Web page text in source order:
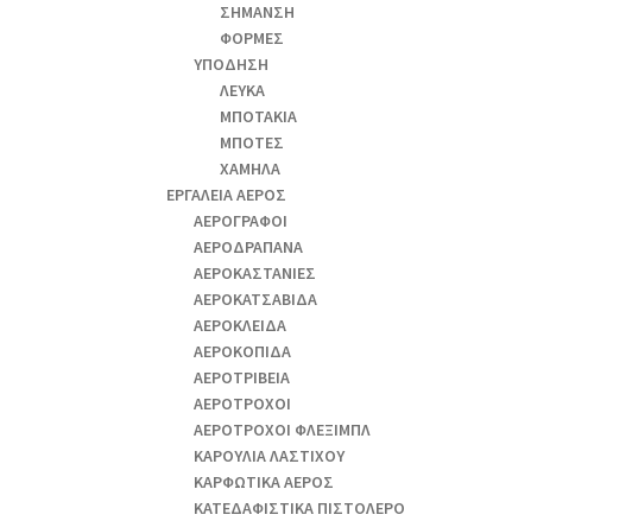
ΣΗΜΑΝΣΗ
ΦΟΡΜΕΣ
ΥΠΟΔΗΣΗ
ΛΕΥΚΑ
ΜΠΟΤΑΚΙΑ
ΜΠΟΤΕΣ
ΧΑΜΗΛΑ
ΕΡΓΑΛΕΙΑ ΑΕΡΟΣ
ΑΕΡΟΓΡΑΦΟΙ
ΑΕΡΟΔΡΑΠΑΝA
ΑΕΡΟΚΑΣΤΑΝΙΕΣ
ΑΕΡΟΚΑΤΣΑΒΙΔΑ
ΑΕΡΟΚΛΕΙΔΑ
ΑΕΡΟΚΟΠΙΔΑ
ΑΕΡΟΤΡΙΒΕΙΑ
ΑΕΡΟΤΡΟΧΟΙ
ΑΕΡΟΤΡΟΧΟΙ ΦΛΕΞΙΜΠΛ
ΚΑΡΟΥΛΙΑ ΛΑΣΤΙΧΟΥ
ΚΑΡΦΩΤΙΚΑ ΑΕΡΟΣ
ΚΑΤΕΔΑΦΙΣΤΙΚΑ ΠΙΣΤΟΛΕΡΟ